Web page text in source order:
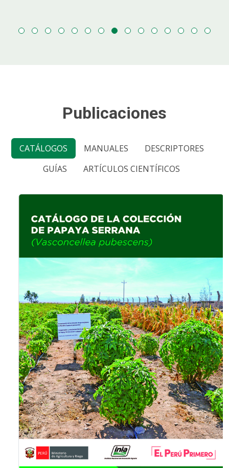
Publicaciones
CATÁLOGOS MANUALES
DESCRIPTORES
GUÍAS
ARTÍCULOS CIENTÍFICOS